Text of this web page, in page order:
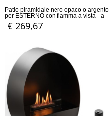
Patio piramidale nero opaco o argento
per ESTERNO con fiamma a vista - a
Gas
€ 269,67